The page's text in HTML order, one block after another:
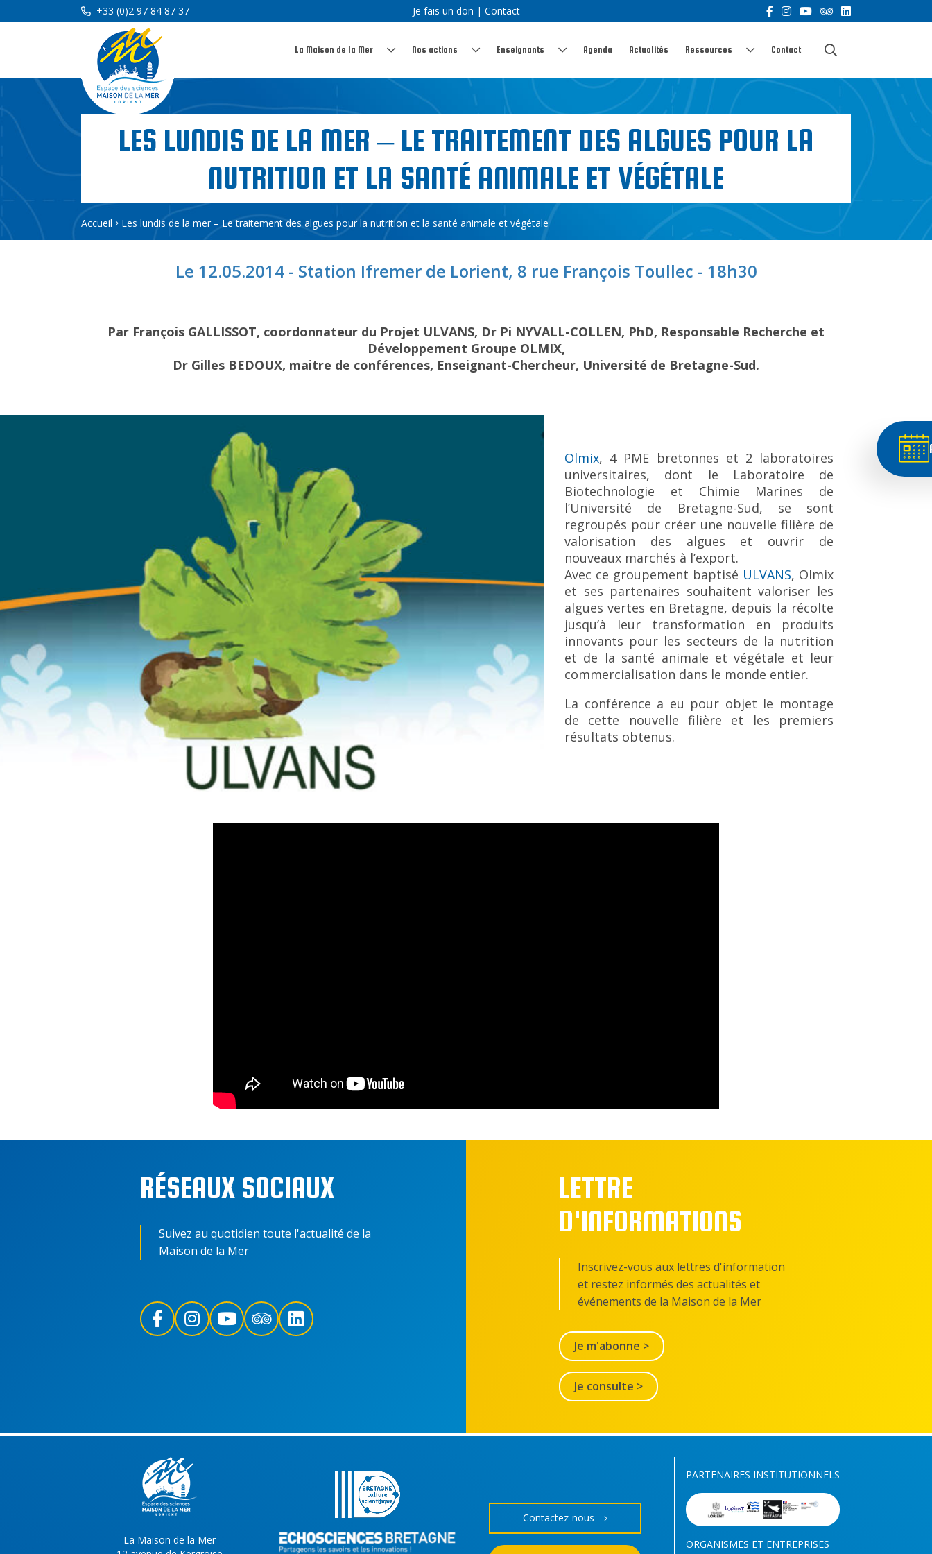
+33 (0)2 97 84 87 37 Je fais un don | Contact
La Maison de la Mer Nos actions Enseignants Agenda Actualités Ressources Contact
LES LUNDIS DE LA MER – LE TRAITEMENT DES ALGUES POUR LA
NUTRITION ET LA SANTÉ ANIMALE ET VÉGÉTALE
Accueil Les lundis de la mer – Le traitement des algues pour la nutrition et la santé animale et végétale
Le 12.05.2014 - Station Ifremer de Lorient, 8 rue François Toullec - 18h30
Par François GALLISSOT, coordonnateur du Projet ULVANS, Dr Pi NYVALL-COLLEN, PhD, Responsable Recherche et
Développement Groupe OLMIX,
Dr Gilles BEDOUX, maitre de conférences, Enseignant-Chercheur, Université de Bretagne-Sud.
Olmix, 4 PME bretonnes et 2 laboratoires
universitaires, dont le Laboratoire de
Biotechnologie et Chimie Marines de
l’Université de Bretagne-Sud, se sont
regroupés pour créer une nouvelle filière de
valorisation des algues et ouvrir de
nouveaux marchés à l’export.
Avec ce groupement baptisé ULVANS, Olmix
et ses partenaires souhaitent valoriser les
algues vertes en Bretagne, depuis la récolte
jusqu’à leur transformation en produits
innovants pour les secteurs de la nutrition
et de la santé animale et végétale et leur
commercialisation dans le monde entier.
La conférence a eu pour objet le montage
de cette nouvelle filière et les premiers
résultats obtenus.
RÉSEAUX SOCIAUX
Suivez au quotidien toute l'actualité de la
Maison de la Mer
LETTRE
D'INFORMATIONS
Inscrivez-vous aux lettres d'information
et restez informés des actualités et
événements de la Maison de la Mer
Je m'abonne >
Je consulte >
La Maison de la Mer
Contactez-nous
PARTENAIRES INSTITUTIONNELS
ORGANISMES ET ENTREPRISES